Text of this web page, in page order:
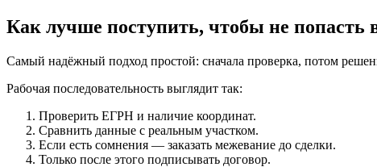
Как лучше поступить, чтобы не попасть
Самый надёжный подход простой: сначала проверка, потом
Рабочая последовательность выглядит так:
Проверить ЕГРН и наличие координат.
Сравнить данные с реальным участком.
Если есть сомнения — заказать межевание до сделки.
Только после этого подписывать договор.